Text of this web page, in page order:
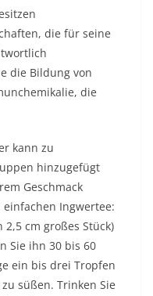
die für seine
die Bildung von
die
kann zu
hinzugefügt
Geschmack
Ingwertee:
2,5 cm großes Stück)
Sie ihn 30 bis 60
ein bis drei Tropfen
süßen. Trinken Sie